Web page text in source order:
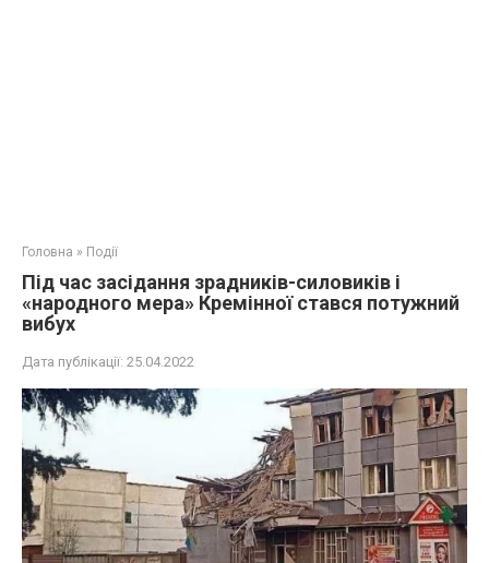
Головна » Події
Під час засідання зрадників-силовиків і
«народного мера» Кремінної стався потужний
вибух
Дата публікації: 25.04.2022